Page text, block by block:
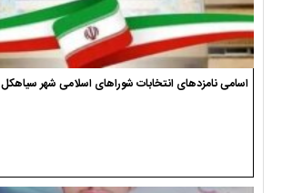
اسامی نامزدهای انتخابات شوراهای اسلامی شهر سیاهکل